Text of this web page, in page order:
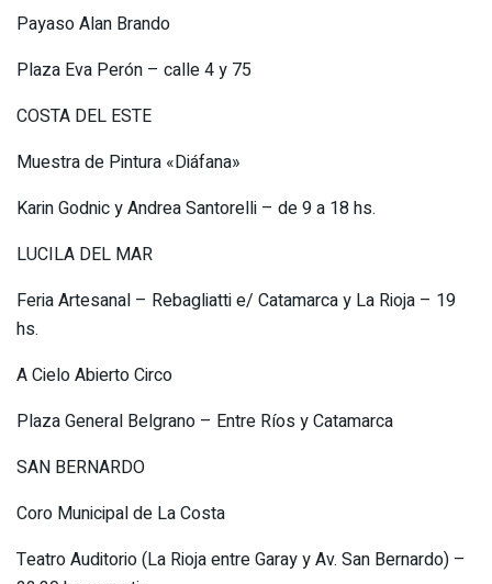
Payaso Alan Brando
Plaza Eva Perón – calle 4 y 75
COSTA DEL ESTE
Muestra de Pintura «Diáfana»
Karin Godnic y Andrea Santorelli – de 9 a 18 hs.
LUCILA DEL MAR
Feria Artesanal – Rebagliatti e/ Catamarca y La Rioja – 19
hs.
A Cielo Abierto Circo
Plaza General Belgrano – Entre Ríos y Catamarca
SAN BERNARDO
Coro Municipal de La Costa
Teatro Auditorio (La Rioja entre Garay y Av. San Bernardo) –